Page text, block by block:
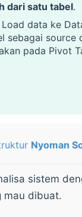
dari satu tabel.
data ke
sebagai source
pada Pivot
Nyoman
sistem
mau dibuat.